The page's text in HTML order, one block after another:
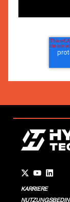
Go to Twitter
Go toGo to
KARRIERE